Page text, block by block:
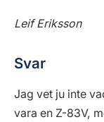
Leif Eriksson
Svar
Jag vet ju inte
vara en Z-83V,